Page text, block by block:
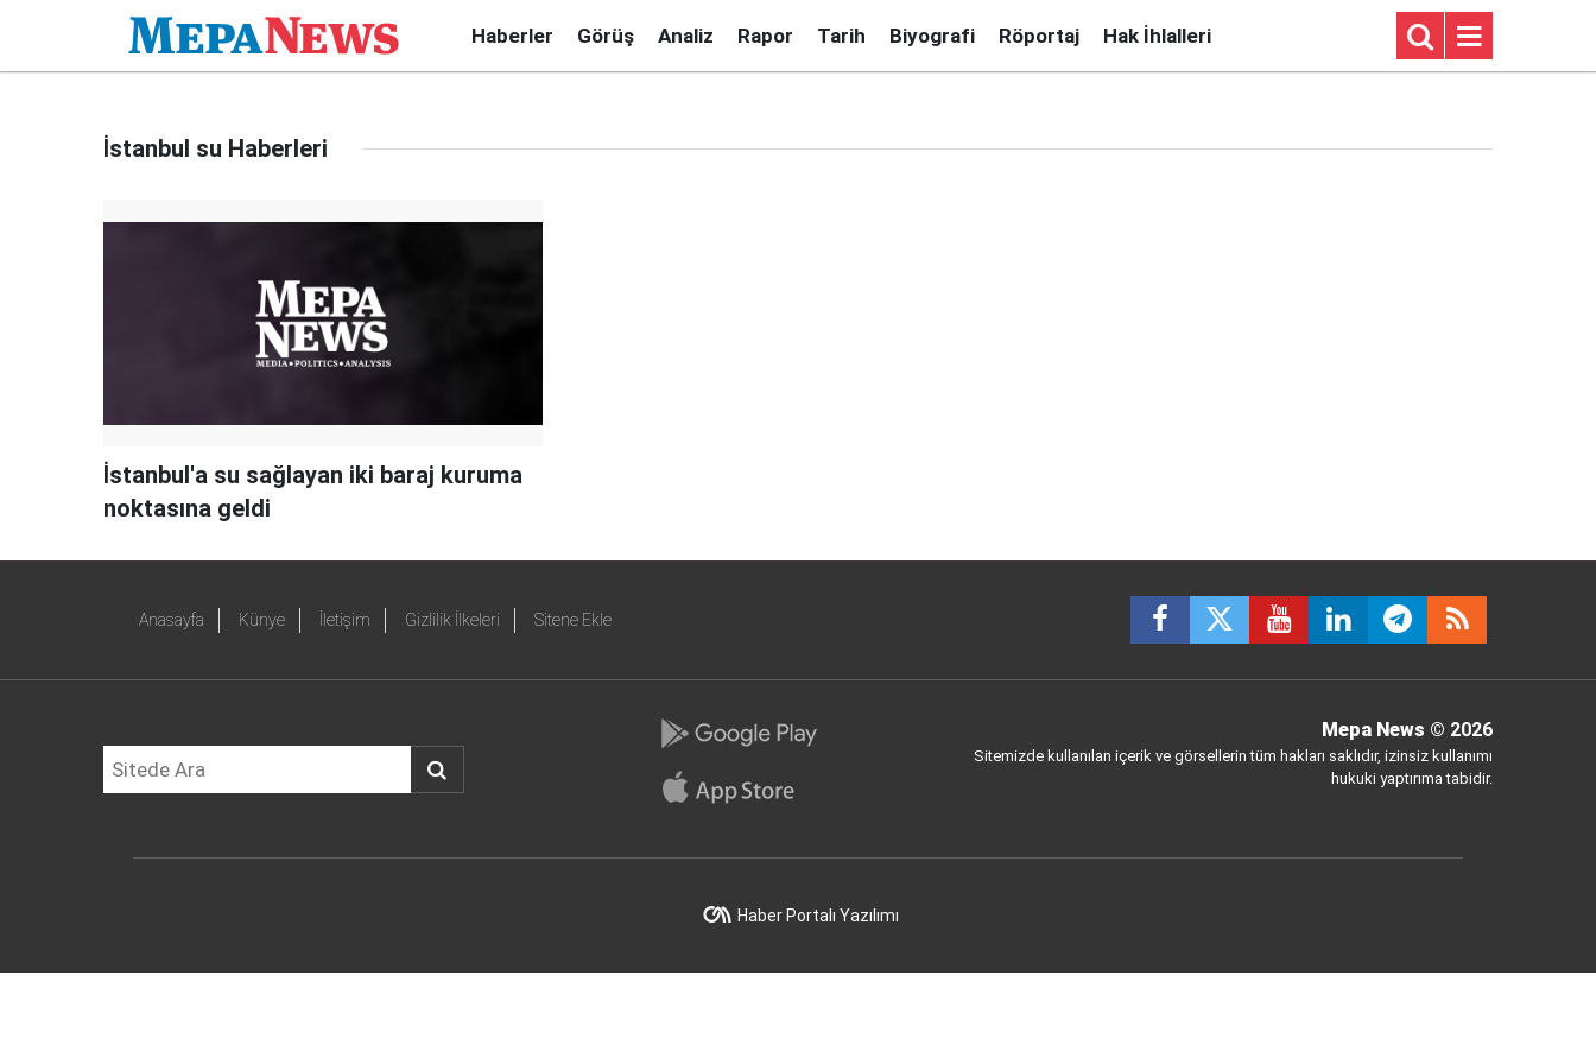
Haberler Görüş Analiz Rapor Tarih Biyografi Röportaj Hak İhlalleri
İstanbul su Haberleri
İstanbul'a su sağlayan iki baraj kuruma
noktasına geldi
Anasayfa Künye İletişim Gizlilik İlkeleri Sitene Ekle
Mepa News © 2026
Sitemizde kullanılan içerik ve görsellerin tüm hakları saklıdır, izinsiz kullanımı
hukuki yaptırıma tabidir.
Haber Portalı Yazılımı